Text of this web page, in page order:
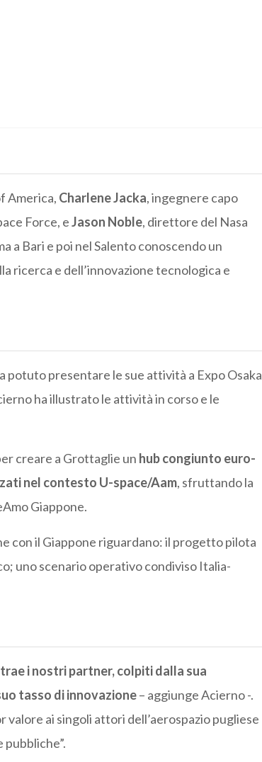
America, Charlene Jacka, ingegnere capo
Force, eJason Noble, direttore del Nasa
a Bari e poi nel Salento conoscendo un
ricerca e dell’innovazione tecnologica e
potuto presentare le sue attività a Expo Osaka
ha illustrato le attività in corso e le
creare a Grottaglie un hub congiunto euro-
nel contesto U-space/Aam, sfruttando la
Giappone.
con il Giappone riguardano: il progetto pilota
uno scenario operativo condiviso Italia-
i nostri partner, colpiti dalla sua
tasso di innovazione– aggiunge Acierno -.
ai singoli attori dell’aerospazio pugliese